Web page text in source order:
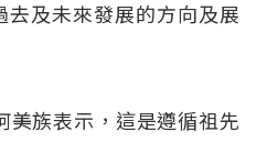
去及未來發展的方向及展
美族表示，這是遵循祖先